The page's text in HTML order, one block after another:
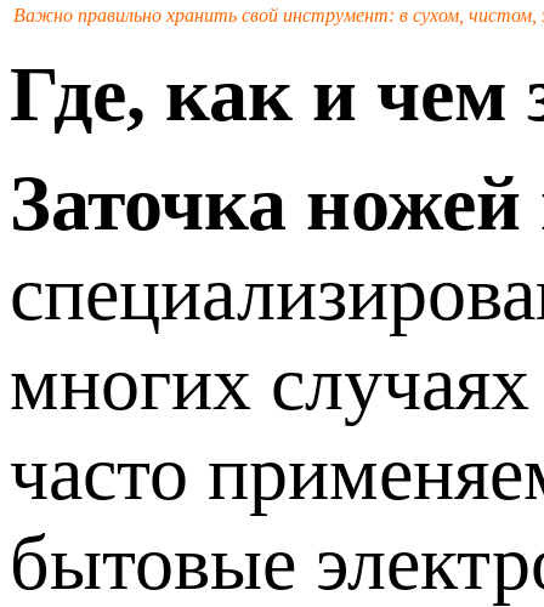
Важно правильно хранить свой инструмент: в сухом,
Где, как и чем
Заточка
многих
часто
бытовые